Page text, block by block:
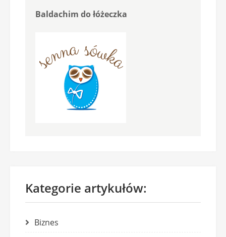
Baldachim do łóżeczka
Kategorie artykułów:
Biznes